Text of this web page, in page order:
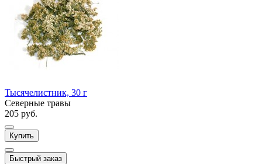
Тысячелистник, 30 г
Северные травы
205 руб.
Купить
Быстрый заказ